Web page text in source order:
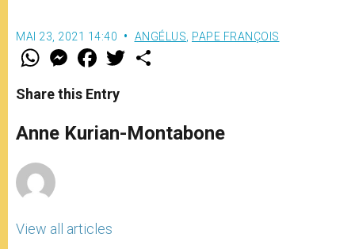
MAI 23, 2021 14:40 ANGÉLUS PAPE FRANÇOIS
W
t
s
p
p
M
e
s
e
g
e
F
a
e
b
o
k
w
r
Share this Entry
Anne Kurian-Montabone
View all articles